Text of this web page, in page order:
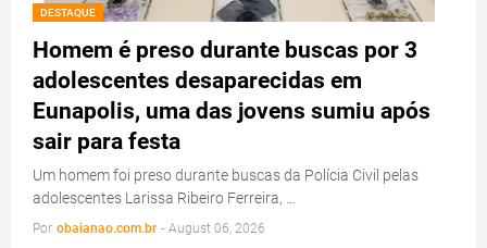
DESTAQUE
Homem é preso durante buscas por 3
adolescentes desaparecidas em
Eunapolis, uma das jovens sumiu após
sair para festa
Um homem foi preso durante buscas da Polícia Civil pelas
adolescentes Larissa Ribeiro Ferreira, …
Por obaianao.com.br - August 06, 2026